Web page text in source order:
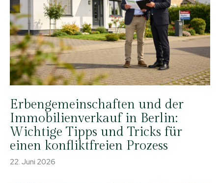
Erbengemeinschaften und der
Immobilienverkauf in Berlin:
Wichtige Tipps und Tricks für
einen konfliktfreien Prozess
22. Juni 2026